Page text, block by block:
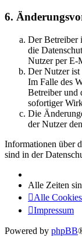
6.
Der Betreiber
die
Nutzer per E-
Der Nutzer ist
Im Falle des
Betreiber und
sofortiger
Die
der Nutzer
Informationen über
sind in der
Alle Zeiten
Alle
Impressum
Powered by phpBB